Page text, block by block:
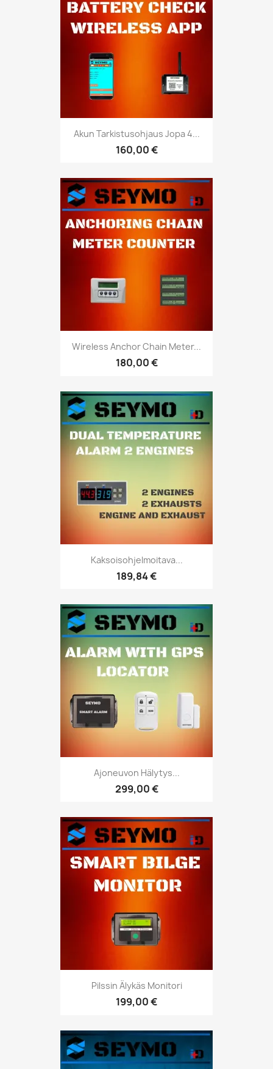
Akun Tarkistusohjaus Jopa 4...
160,00 €
Wireless Anchor Chain Meter...
180,00 €
Kaksoisohjelmoitava...
189,84 €
Ajoneuvon Hälytys...
299,00 €
Pilssin Älykäs Monitori
199,00 €